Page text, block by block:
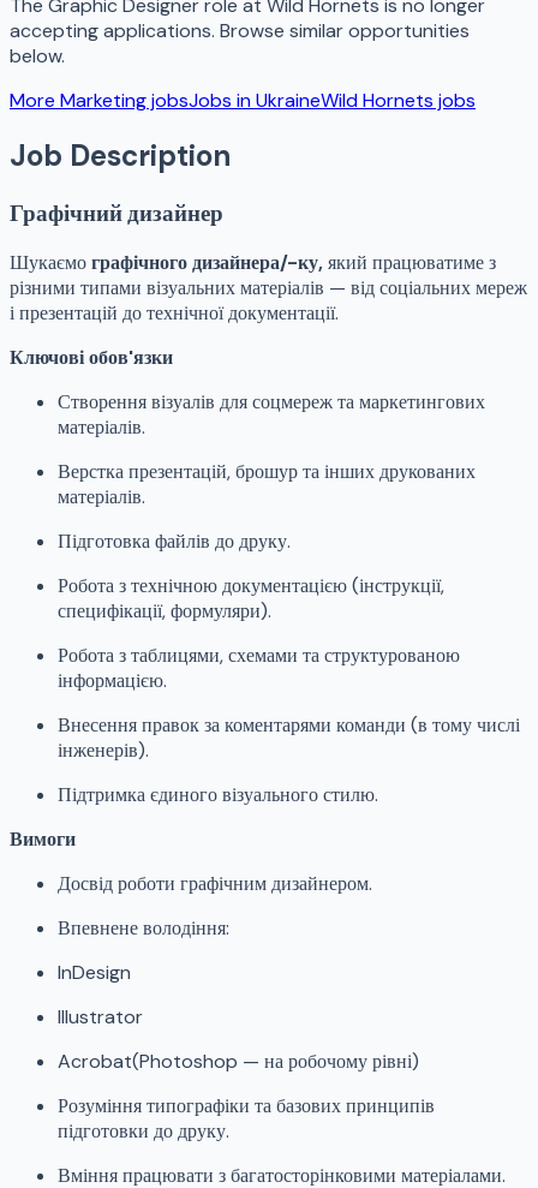
accepting applications. Browse similar opportunities
below.
More MarketingjobsJobs inUkraineWild Hornets jobs
Job Description
Графічний дизайнер
Шукаємографічного дизайнера/-ку,який працюватиме з
різними типами візуальних матеріалів — від соціальних мереж
і презентацій до технічної документації.
Ключові обов'язки
Створення візуалів для соцмереж та маркетингових
матеріалів.
Верстка презентацій, брошур та інших друкованих
матеріалів.
Підготовка файлів до друку.
Робота з технічною документацією (інструкції,
специфікації, формуляри).
Робота з таблицями, схемами та структурованою
інформацією.
Внесення правок за коментарями команди (в тому числі
інженерів).
Підтримка єдиного візуального стилю.
Вимоги
Досвід роботи графічним дизайнером.
Впевнене володіння:
InDesign
Illustrator
Acrobat(Photoshop — на робочому рівні)
Розуміння типографіки та базових принципів
підготовки до друку.
Вміння працювати з багатосторінковими матеріалами.